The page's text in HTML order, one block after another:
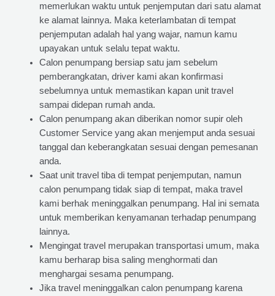
memerlukan waktu untuk penjemputan dari satu alamat
ke alamat lainnya. Maka keterlambatan di tempat
penjemputan adalah hal yang wajar, namun kamu
upayakan untuk selalu tepat waktu.
Calon penumpang bersiap satu jam sebelum
pemberangkatan, driver kami akan konfirmasi
sebelumnya untuk memastikan kapan unit travel
sampai didepan rumah anda.
Calon penumpang akan diberikan nomor supir oleh
Customer Service yang akan menjemput anda sesuai
tanggal dan keberangkatan sesuai dengan pemesanan
anda.
Saat unit travel tiba di tempat penjemputan, namun
calon penumpang tidak siap di tempat, maka travel
kami berhak meninggalkan penumpang. Hal ini semata
untuk memberikan kenyamanan terhadap penumpang
lainnya.
Mengingat travel merupakan transportasi umum, maka
kamu berharap bisa saling menghormati dan
menghargai sesama penumpang.
Jika travel meninggalkan calon penumpang karena